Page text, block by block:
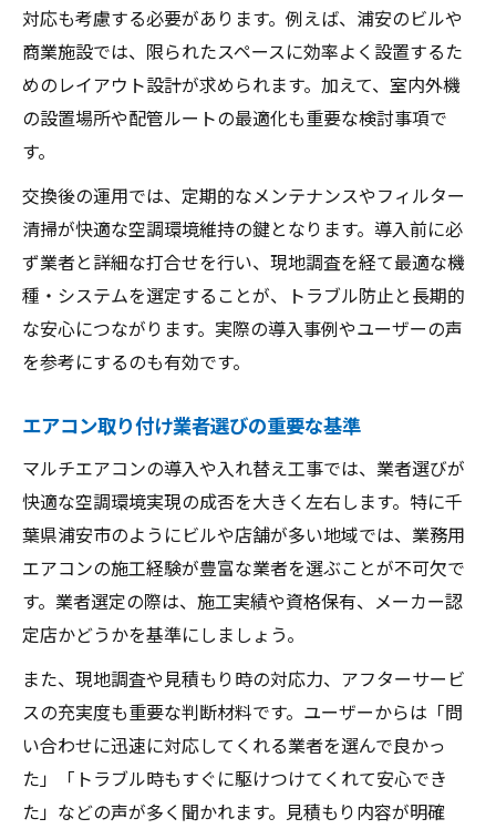
対応も考慮する必要があります。例えば、浦安のビルや
商業施設では、限られたスペースに効率よく設置するた
めのレイアウト設計が求められます。加えて、室内外機
の設置場所や配管ルートの最適化も重要な検討事項で
す。
交換後の運用では、定期的なメンテナンスやフィルター
清掃が快適な空調環境維持の鍵となります。導入前に必
ず業者と詳細な打合せを行い、現地調査を経て最適な機
種・システムを選定することが、トラブル防止と長期的
な安心につながります。実際の導入事例やユーザーの声
を参考にするのも有効です。
エアコン取り付け業者選びの重要な基準
マルチエアコンの導入や入れ替え工事では、業者選びが
快適な空調環境実現の成否を大きく左右します。特に千
葉県浦安市のようにビルや店舗が多い地域では、業務用
エアコンの施工経験が豊富な業者を選ぶことが不可欠で
す。業者選定の際は、施工実績や資格保有、メーカー認
定店かどうかを基準にしましょう。
また、現地調査や見積もり時の対応力、アフターサービ
スの充実度も重要な判断材料です。ユーザーからは「問
い合わせに迅速に対応してくれる業者を選んで良かっ
た」「トラブル時もすぐに駆けつけてくれて安心でき
た」などの声が多く聞かれます。見積もり内容が明確